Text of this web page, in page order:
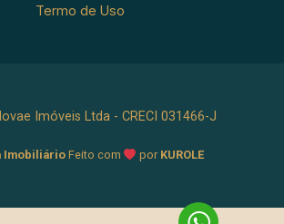
Termo de Uso
Imóveis Ltda - CRECI 031466-J
Imobiliário Feito com por KUROLE